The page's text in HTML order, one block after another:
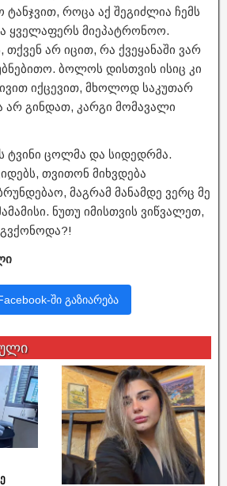
ტანჯვით, როცა აქ შეგიძლია ჩემს
ყველაფერს მიეპატრონოო.
თქვენ არ იცით, რა ქვეყანაში ვარ
ბოლოს დისთვის ისიც კი
იქცევით, მხოლოდ საკუთარ
გინდათ, კარგი მომავალი
ტვინი ცოლმა და სიდედრმა.
თვითონ მიხვდება
მაგრამ მანამდე ვერც მე
ნუთუ იმისთვის ვიწვალეთ,
ში გაზიარება